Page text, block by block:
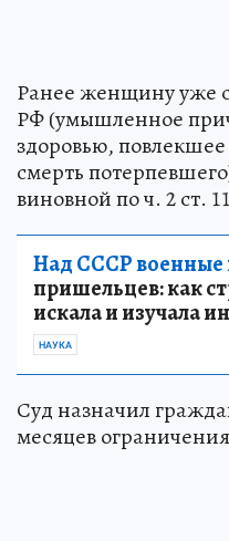
Ранее женщину уже
РФ (умышленное
здоровью,
смерть
виновной по ч. 2 ст.
Над СССР военные
пришельцев: как
искала и изучала
НАУКА
Суд назначил
месяцев